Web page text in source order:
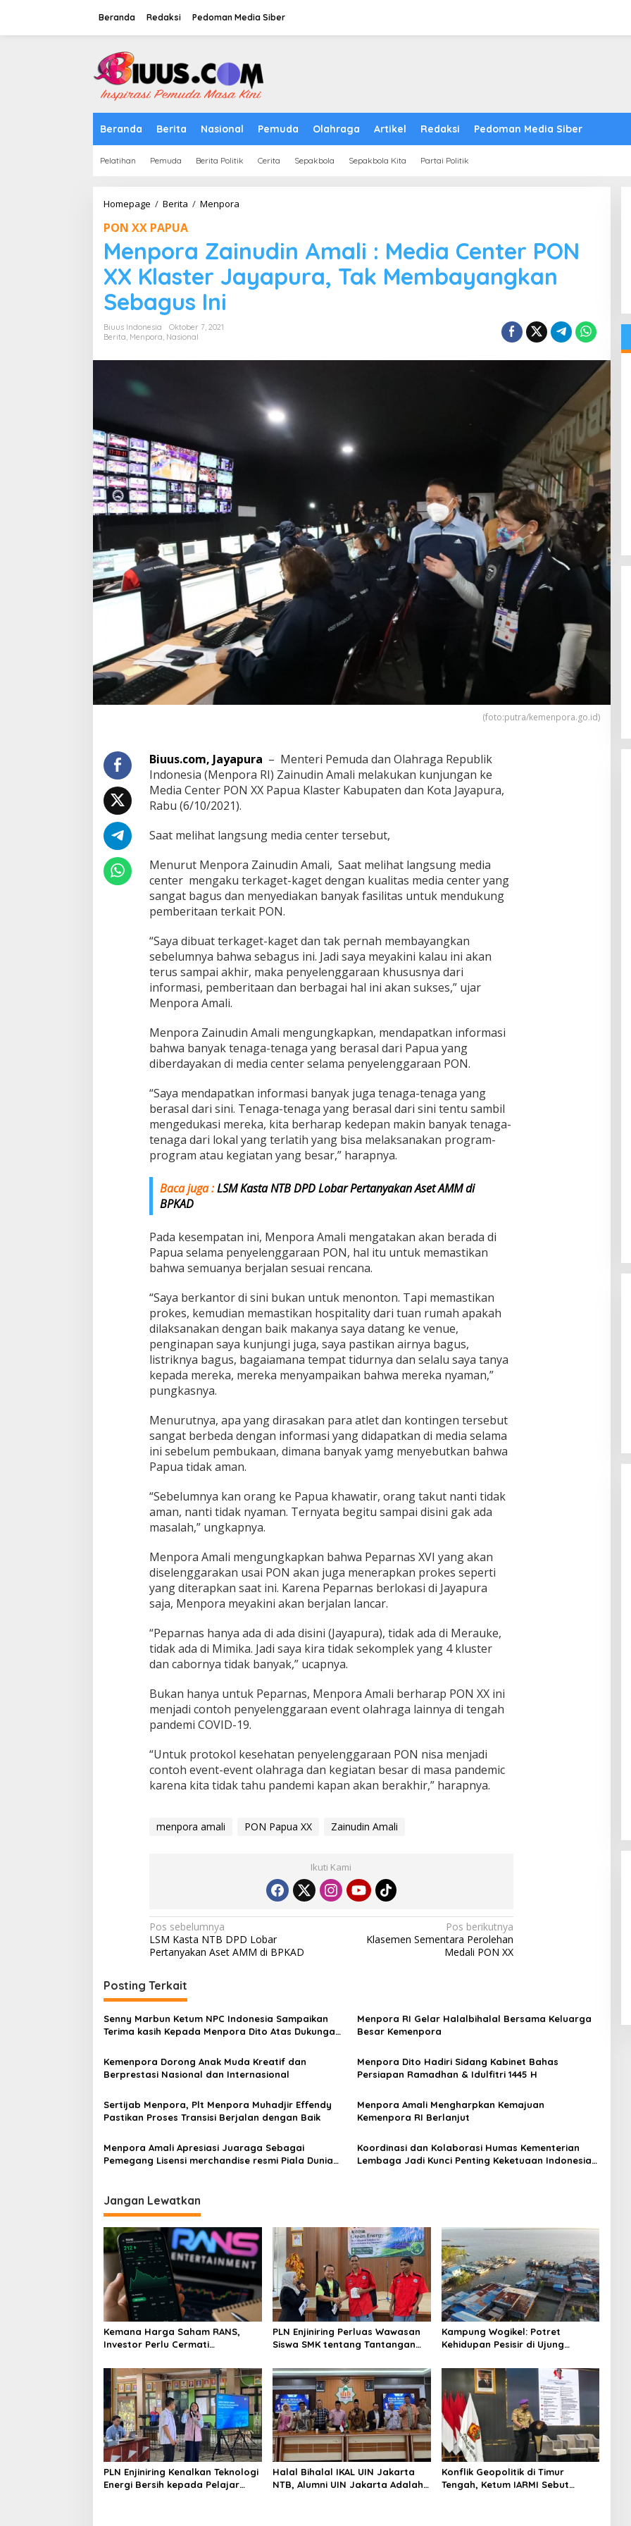
Beranda Redaksi Pedoman Media Siber
Beranda Berita Nasional Pemuda Olahraga Artikel Redaksi Pedoman Media Siber
Pelatihan Pemuda Berita Politik Cerita Sepakbola Sepakbola Kita Partai Politik
Homepage / Berita / Menpora
Media
PON
XX
PON XX PAPUA
Menpora Zainudin Amali : Media Center PON
XX Klaster Jayapura, Tak Membayangkan
Sebagus Ini
Biuus Indonesia
Oktober 7, 2021
Berita, Menpora, Nasional
(foto:putra/kemenpora.go.id)
Biuus.com, Jayapura – Menteri Pemuda dan Olahraga Republik
Indonesia (Menpora RI) Zainudin Amali melakukan kunjungan ke
Media Center PON XX Papua Klaster Kabupaten dan Kota Jayapura,
Rabu (6/10/2021).
Saat melihat langsung media center tersebut,
Menurut Menpora Zainudin Amali, Saat melihat langsung media
center mengaku terkaget-kaget dengan kualitas media center yang
sangat bagus dan menyediakan banyak fasilitas untuk mendukung
pemberitaan terkait PON.
“Saya dibuat terkaget-kaget dan tak pernah membayangkan
sebelumnya bahwa sebagus ini. Jadi saya meyakini kalau ini akan
terus sampai akhir, maka penyelenggaraan khususnya dari
informasi, pemberitaan dan berbagai hal ini akan sukses,” ujar
Menpora Amali.
Menpora Zainudin Amali mengungkapkan, mendapatkan informasi
bahwa banyak tenaga-tenaga yang berasal dari Papua yang
diberdayakan di media center selama penyelenggaraan PON.
“Saya mendapatkan informasi banyak juga tenaga-tenaga yang
berasal dari sini. Tenaga-tenaga yang berasal dari sini tentu sambil
mengedukasi mereka, kita berharap kedepan makin banyak tenaga-
tenaga dari lokal yang terlatih yang bisa melaksanakan program-
program atau kegiatan yang besar,” harapnya.
Baca juga :LSM Kasta NTB DPD Lobar Pertanyakan Aset AMM di
BPKAD
Pada kesempatan ini, Menpora Amali mengatakan akan berada di
Papua selama penyelenggaraan PON, hal itu untuk memastikan
bahwa semuanya berjalan sesuai rencana.
“Saya berkantor di sini bukan untuk menonton. Tapi memastikan
prokes, kemudian memastikan hospitality dari tuan rumah apakah
dilaksanakan dengan baik makanya saya datang ke venue,
penginapan saya kunjungi juga, saya pastikan airnya bagus,
listriknya bagus, bagaiamana tempat tidurnya dan selalu saya tanya
kepada mereka, mereka menyampaikan bahwa mereka nyaman,”
pungkasnya.
Menurutnya, apa yang dirasakan para atlet dan kontingen tersebut
sangat berbeda dengan informasi yang didapatkan di media selama
ini sebelum pembukaan, dimana banyak yamg menyebutkan bahwa
Papua tidak aman.
“Sebelumnya kan orang ke Papua khawatir, orang takut nanti tidak
aman, nanti tidak nyaman. Ternyata begitu sampai disini gak ada
masalah,” ungkapnya.
Menpora Amali mengungkapkan bahwa Peparnas XVI yang akan
diselenggarakan usai PON akan juga menerapkan prokes seperti
yang diterapkan saat ini. Karena Peparnas berlokasi di Jayapura
saja, Menpora meyakini akan berjalan lancar.
“Peparnas hanya ada di ada disini (Jayapura), tidak ada di Merauke,
tidak ada di Mimika. Jadi saya kira tidak sekomplek yang 4 kluster
dan cabornya tidak banyak,” ucapnya.
Bukan hanya untuk Peparnas, Menpora Amali berharap PON XX ini
menjadi contoh penyelenggaraan event olahraga lainnya di tengah
pandemi COVID-19.
“Untuk protokol kesehatan penyelenggaraan PON nisa menjadi
contoh event-event olahraga dan kegiatan besar di masa pandemic
karena kita tidak tahu pandemi kapan akan berakhir,” harapnya.
menpora amali PON Papua XX Zainudin Amali
Ikuti Kami
Navigasi
pos
Pos sebelumnya
LSM Kasta NTB DPD Lobar
Pertanyakan Aset AMM di BPKAD
Pos berikutnya
Klasemen Sementara Perolehan
Medali PON XX
Posting Terkait
Senny Marbun Ketum NPC Indonesia Sampaikan
Terima kasih Kepada Menpora Dito Atas Dukungan
Menpora RI Gelar Halalbihalal Bersama Keluarga
Besar Kemenpora
Kemenpora Dorong Anak Muda Kreatif dan
Berprestasi Nasional dan Internasional
Menpora Dito Hadiri Sidang Kabinet Bahas
Persiapan Ramadhan & Idulfitri 1445 H
Sertijab Menpora, Plt Menpora Muhadjir Effendy
Pastikan Proses Transisi Berjalan dengan Baik
Menpora Amali Mengharpkan Kemajuan
Kemenpora RI Berlanjut
Menpora Amali Apresiasi Juaraga Sebagai
Pemegang Lisensi merchandise resmi Piala Dunia
Koordinasi dan Kolaborasi Humas Kementerian
Lembaga Jadi Kunci Penting Keketuaan Indonesia
Jangan Lewatkan
Kemana Harga Saham RANS,
Investor Perlu Cermati
Spekulasi Berlebihan
PLN Enjiniring Perluas Wawasan
Siswa SMK tentang Tantangan
Kampung Wogikel: Potret
Kehidupan Pesisir di Ujung
Tengah Keterbatasan
PLN Enjiniring Kenalkan Teknologi
Energi Bersih kepada Pelajar
Halal Bihalal IKAL UIN Jakarta
NTB, Alumni UIN Jakarta Adalah
Konflik Geopolitik di Timur
Tengah, Ketum IARMI Sebut
Enam Pejabat Baru Resmi Dilantik
Koordinator ARPN Mario Sebut